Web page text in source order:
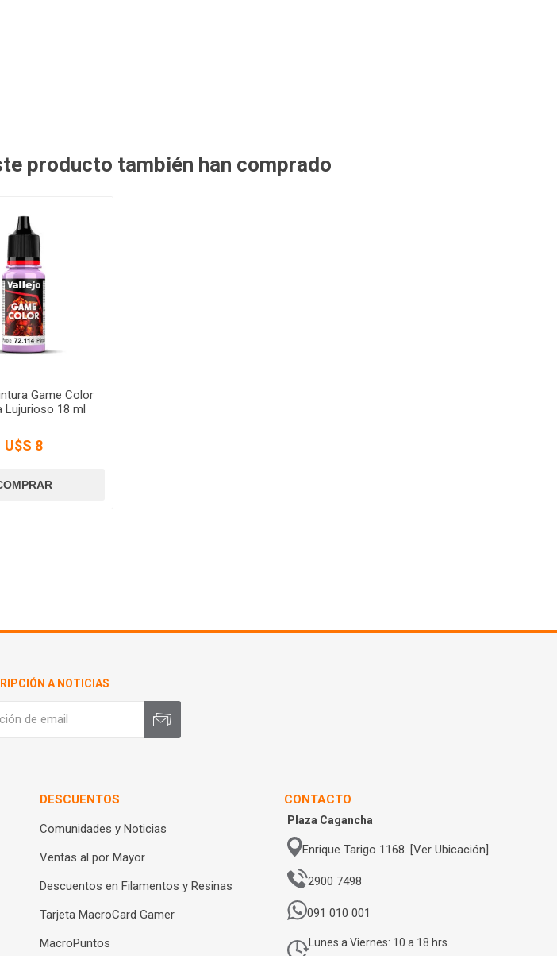
producto también han comprado
Game Color
Lujurioso 18 ml
U$S 8
A NOTICIAS
DESCUENTOS
Comunidades y Noticias
Ventas al por Mayor
Descuentos en Filamentos y Resinas
Tarjeta MacroCard Gamer
MacroPuntos
CONTACTO
Plaza Cagancha
Enrique Tarigo 1168. [Ver Ubicación]
2900 7498
091 010 001
Lunes a Viernes: 10 a 18 hrs.